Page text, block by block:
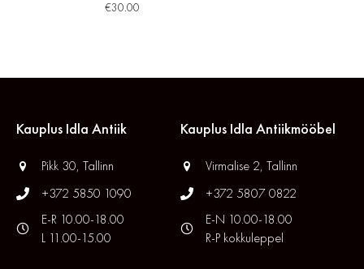
€30.00
Kauplus Idla Antiik
Pikk 30, Tallinn
+372 5850 1090
E-R 10.00-18.00
L 11.00-15.00
Kauplus Idla Antiikmööbel
Virmalise 2, Tallinn
+372 5807 0822
E-N 10.00-18.00
R-P kokkuleppel